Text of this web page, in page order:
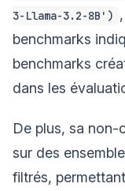
3-Llama-3.2-8B')
benchmarks
benchmarks
dans les
De plus, sa
sur des
filtrés,